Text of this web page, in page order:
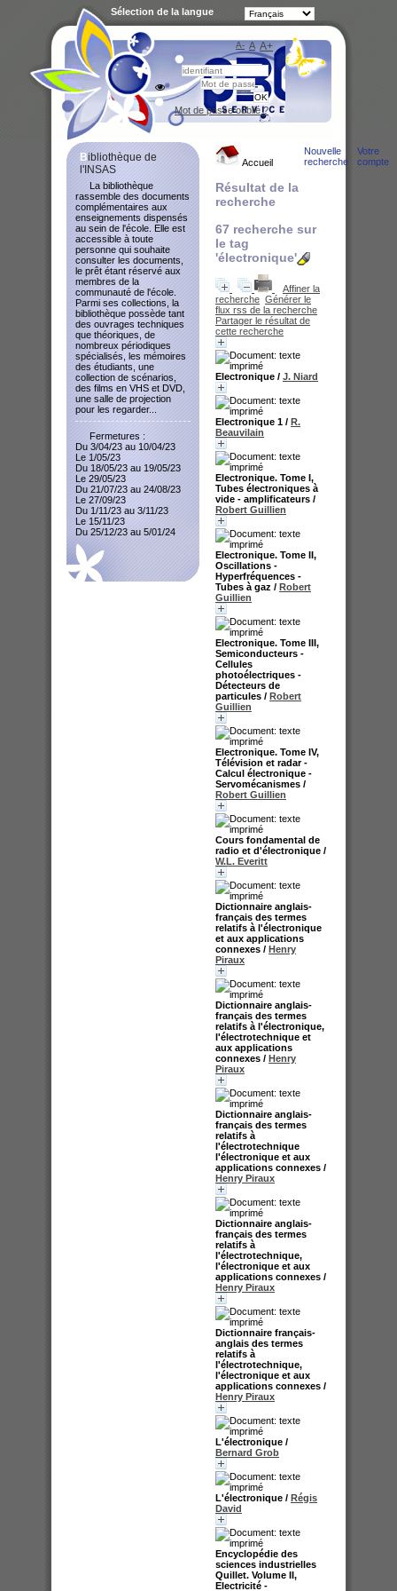
Accueil
Nouvelle
recherche
Votre
compte
Résultat de la
recherche
67 recherche sur
le tag
'électronique'
Affiner la
recherche Générer le
flux rss de la recherche
Partager le résultat de
cette recherche
Electronique / J. Niard
Electronique 1 / R.
Beauvilain
Electronique. Tome I,
Tubes électroniques à
vide - amplificateurs /
Robert Guillien
Electronique. Tome II,
Oscillations -
Hyperfréquences -
Tubes à gaz / Robert
Guillien
Electronique. Tome III,
Semiconducteurs -
Cellules
photoélectriques -
Détecteurs de
particules / Robert
Guillien
Electronique. Tome IV,
Télévision et radar -
Calcul électronique -
Servomécanismes /
Robert Guillien
Cours fondamental de
radio et d'électronique /
W.L. Everitt
Dictionnaire anglais-
français des termes
relatifs à l'électronique
et aux applications
connexes / Henry
Piraux
Dictionnaire anglais-
français des termes
relatifs à l'électronique,
l'électrotechnique et
aux applications
connexes / Henry
Piraux
Dictionnaire anglais-
français des termes
relatifs à
l'électrotechnique
l'électronique et aux
applications connexes /
Henry Piraux
Dictionnaire anglais-
français des termes
relatifs à
l'électrotechnique,
l'électronique et aux
applications connexes /
Henry Piraux
Dictionnaire français-
anglais des termes
relatifs à
l'électrotechnique,
l'électronique et aux
applications connexes /
Henry Piraux
L'électronique /
Bernard Grob
L'électronique / Régis
David
Encyclopédie des
sciences industrielles
Quillet. Volume II,
Electricité -
Bibliothèque de
l'INSAS
La bibliothèque
rassemble des documents
complémentaires aux
enseignements dispensés
au sein de l'école. Elle est
accessible à toute
personne qui souhaite
consulter les documents,
le prêt étant réservé aux
membres de la
communauté de l'école.
Parmi ses collections, la
bibliothèque possède tant
des ouvrages techniques
que théoriques, de
nombreux périodiques
spécialisés, les mémoires
des étudiants, une
collection de scénarios,
des films en VHS et DVD,
une salle de projection
pour les regarder...
Fermetures :
Du 3/04/23 au 10/04/23
Le 1/05/23
Du 18/05/23 au 19/05/23
Le 29/05/23
Du 21/07/23 au 24/08/23
Le 27/09/23
Du 1/11/23 au 3/11/23
Le 15/11/23
Du 25/12/23 au 5/01/24
A- A A+
Sélection de la langue
Mot de passe oublié ?